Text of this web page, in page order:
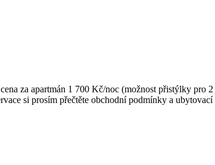
za apartmán 1 700 Kč/noc (možnost přistýlky
si prosím přečtěte obchodní podmínky a